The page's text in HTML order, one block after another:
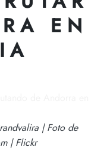
EN
| Foto de
| Flickr